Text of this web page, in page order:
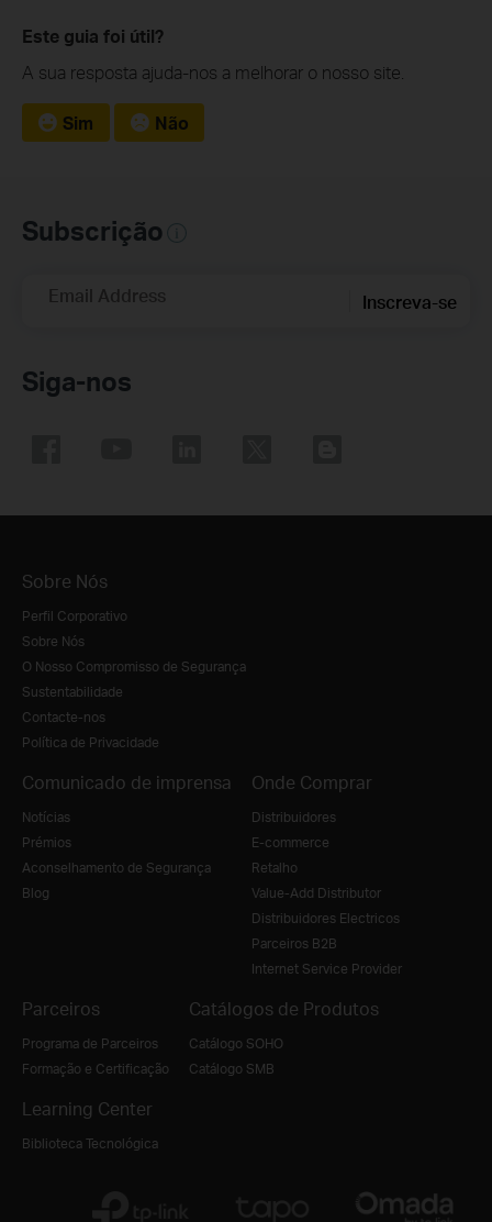
Este guia foi útil?
A sua resposta ajuda-nos a melhorar o nosso site.
Sim Não
Subscrição
Email Address Inscreva-se
Siga-nos
Sobre Nós
Perfil Corporativo
Sobre Nós
O Nosso Compromisso de Segurança
Sustentabilidade
Contacte-nos
Política de Privacidade
Comunicado de imprensa
Notícias
Prémios
Aconselhamento de Segurança
Blog
Onde Comprar
Distribuidores
E-commerce
Retalho
Value-Add Distributor
Distribuidores Electricos
Parceiros B2B
Internet Service Provider
Parceiros
Programa de Parceiros
Formação e Certificação
Catálogos de Produtos
Catálogo SOHO
Catálogo SMB
Learning Center
Biblioteca Tecnológica